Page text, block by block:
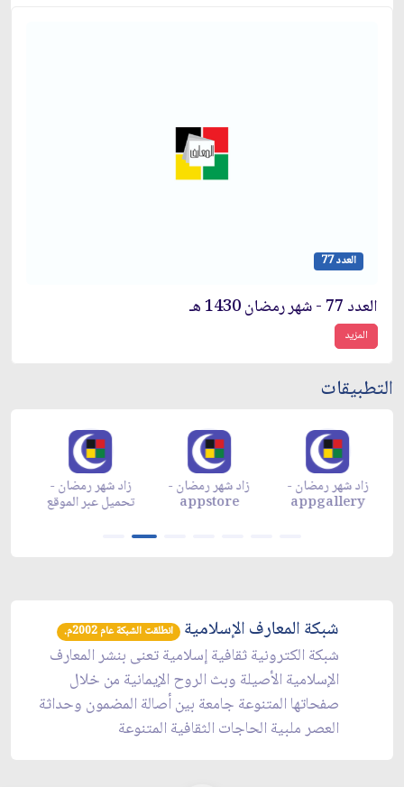
العدد 77
العدد 77 - شهر رمضان 1430 هـ
المزيد
التطبيقات
زاد شهر رمضان -
تحميل عبر الموقع
زاد شهر رمضان -
appstore
زاد شهر رمضان -
appgallery
شبكة المعارف الإسلامية انطلقت الشبكة عام 2002م.
شبكة الكترونية ثقافية إسلامية تعنى بنشر المعارف
الإسلامية الأصيلة وبث الروح الإيمانية من خلال
صفحاتها المتنوعة جامعة بين أصالة المضمون وحداثة
العصر ملبية الحاجات الثقافية المتنوعة